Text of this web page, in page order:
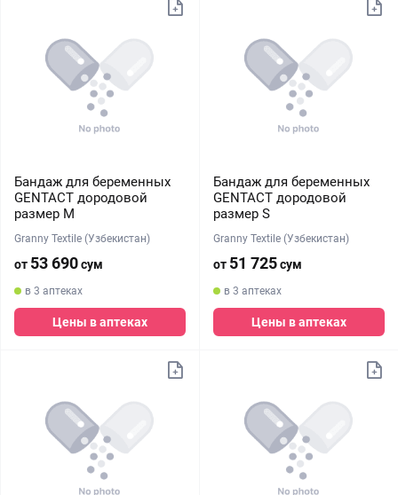
Бандаж для беременных
GENTACT дородовой
размер M
Granny Textile (Узбекистан)
от 53 690сум
в 3 аптеках
Цены в аптеках
Бандаж для беременных
GENTACT дородовой
размер S
Granny Textile (Узбекистан)
от 51 725сум
в 3 аптеках
Цены в аптеках